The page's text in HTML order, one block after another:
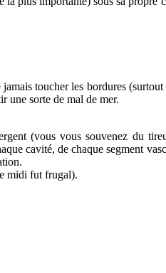
toucher les bordures
une sorte de mal de mer.
(vous vous souvenez du
cavité, de chaque segment
midi fut frugal).